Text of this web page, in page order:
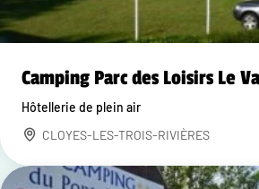
Camping Parc des Loisirs Le
Hôtellerie de plein air
CLOYES-LES-TROIS-RIVIÈRES